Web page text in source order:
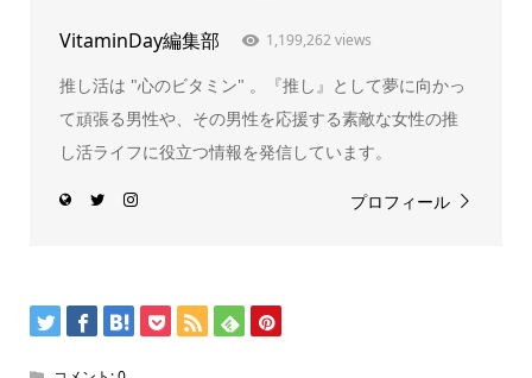
VitaminDay編集部 1,199,262 views
推し活は "心のビタミン" 。『推し』として夢に向かっ
て頑張る男性や、その男性を応援する素敵な女性の推
し活ライフに役立つ情報を発信しています。
プロフィール